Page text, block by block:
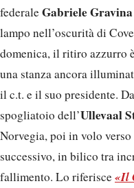
federaleGabriele Gravina
lampo nell’oscurità di
domenica, il ritiro azzurro
una stanza ancora
il c.t. e il suo presidente.
spogliatoio dell’Ullevaal
Norvegia, poi in volo
successivo, in bilico tra
fallimento. Lo riferisce«Il